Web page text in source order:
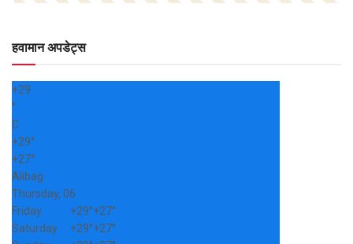
हवामान अपडेट्स
+29
°
C
+29°
+27°
Alibag
Thursday, 06
Friday
+29°+27°
Saturday
+29°+27°